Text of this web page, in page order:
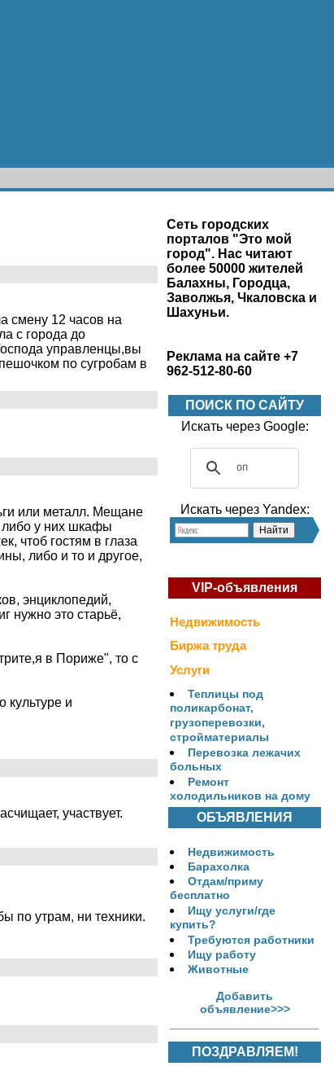
смену 12 часов на
с города до
управленцы,вы
по сугробам в
или металл. Мещане
либо у них шкафы
чтоб гостям в глаза
либо и то и другое,
энциклопедий,
нужно это старьё,
в Пориже", то с
культуре и
участвует.
по утрам, ни техники.
Сеть городских
порталов "Это мой
город". Нас читают
более 50000 жителей
Балахны, Городца,
Заволжья, Чкаловска и
Шахуньи.
Реклама на сайте +7
962-512-80-60
ПОИСК ПО САЙТУ
Искать через Google:
Искать через Yandex:
VIP-объявления
Недвижимость
Биржа труда
Услуги
Теплицы под
поликарбонат,
грузоперевозки,
стройматериалы
Перевозка лежачих
больных
Ремонт
холодильников на дому
ОБЪЯВЛЕНИЯ
Недвижимость
Барахолка
Отдам/приму
бесплатно
Ищу услуги/где
купить?
Требуются работники
Ищу работу
Животные
Добавить
объявление>>>
ПОЗДРАВЛЯЕМ!